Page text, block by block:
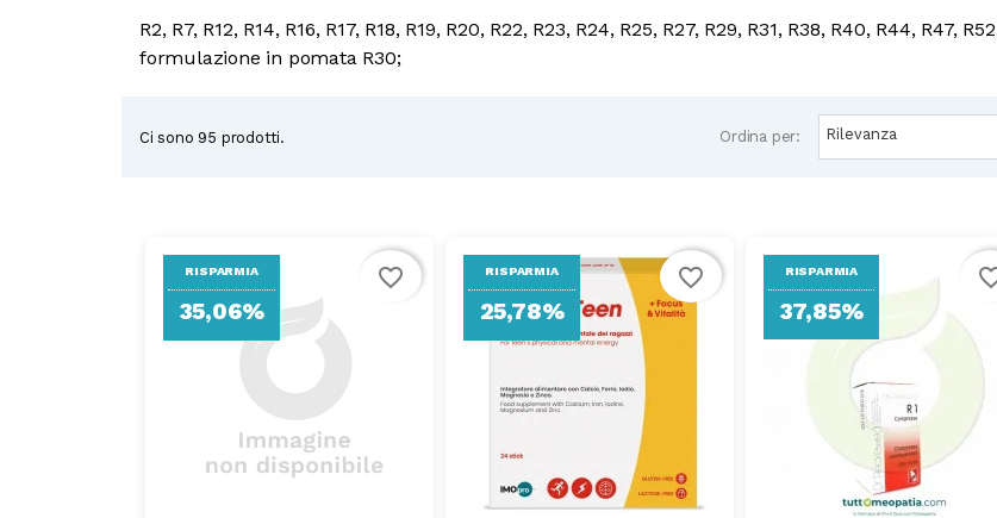
R2, R7, R12, R14, R16, R17, R18, R19, R20, R22, R23, R24, R25, R27, R29, R31, R38, R40, R44, R47,
formulazione in pomata R30;
Ci sono 95 prodotti. Ordina per: Rilevanza
RISPARMIA
35,06%
favorite_border RISPARMIA
25,78%
favorite_border RISPARMIA
37,85%